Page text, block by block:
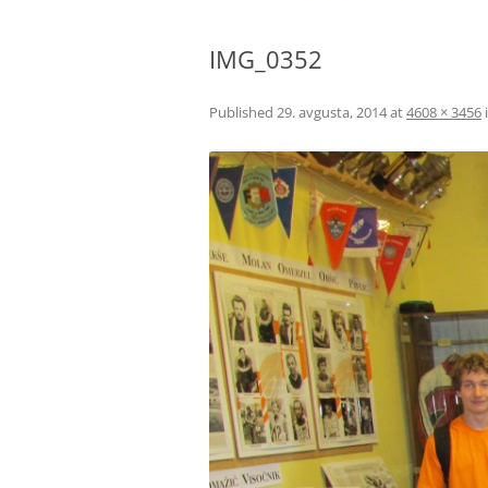
MINISTRANTI
ZVERINICE
ŽUPNIJSKI GOSPODARSKI SVET
FRANČIŠKOVI OTROCI
MOŽJE SVETEGA JOŽEFA
IMG_0352
Published 29. avgusta, 2014at4608 × 3456